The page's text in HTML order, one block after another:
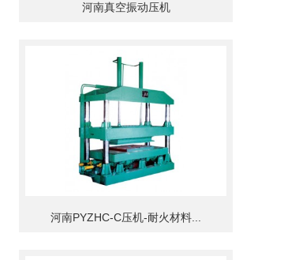
河南真空振动压机
河南PYZHC-C压机-耐火材料...